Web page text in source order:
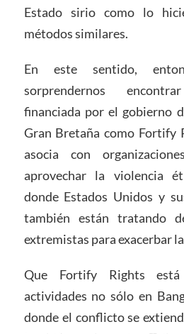
Estado sirio como lo
métodos similares.
En este sentido,
sorprendernos
financiada por el gobierno
Gran Bretaña como Fortify
asocia con
aprovechar la violencia
donde Estados Unidos y
también están tratando
extremistas para exacerbar
Que Fortify Rights está
actividades no sólo en
donde el conflicto se